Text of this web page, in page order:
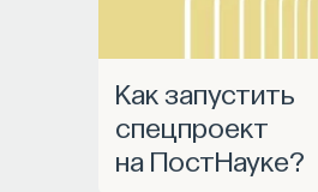
Как запустить
спецпроект
на ПостНауке?